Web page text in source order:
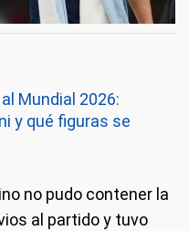
Mundial 2026:
y qué figuras se
no pudo contener la
al partido y tuvo